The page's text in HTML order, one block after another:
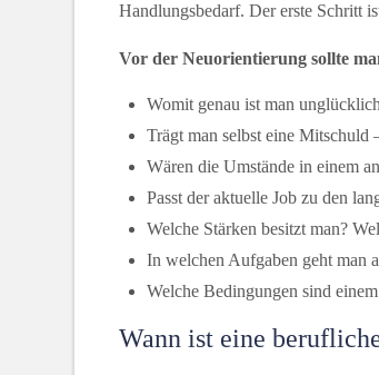
Handlungsbedarf. Der erste Schritt
Vor der Neuorientierung sollte
Womit genau ist man
Trägt man selbst eine Mitschuld
Wären die Umstände in einem
Passt der aktuelle Job zu den
Welche Stärken besitzt man?
In welchen Aufgaben geht man
Welche Bedingungen sind
Wann ist eine